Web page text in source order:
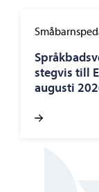
stegvis till
augusti